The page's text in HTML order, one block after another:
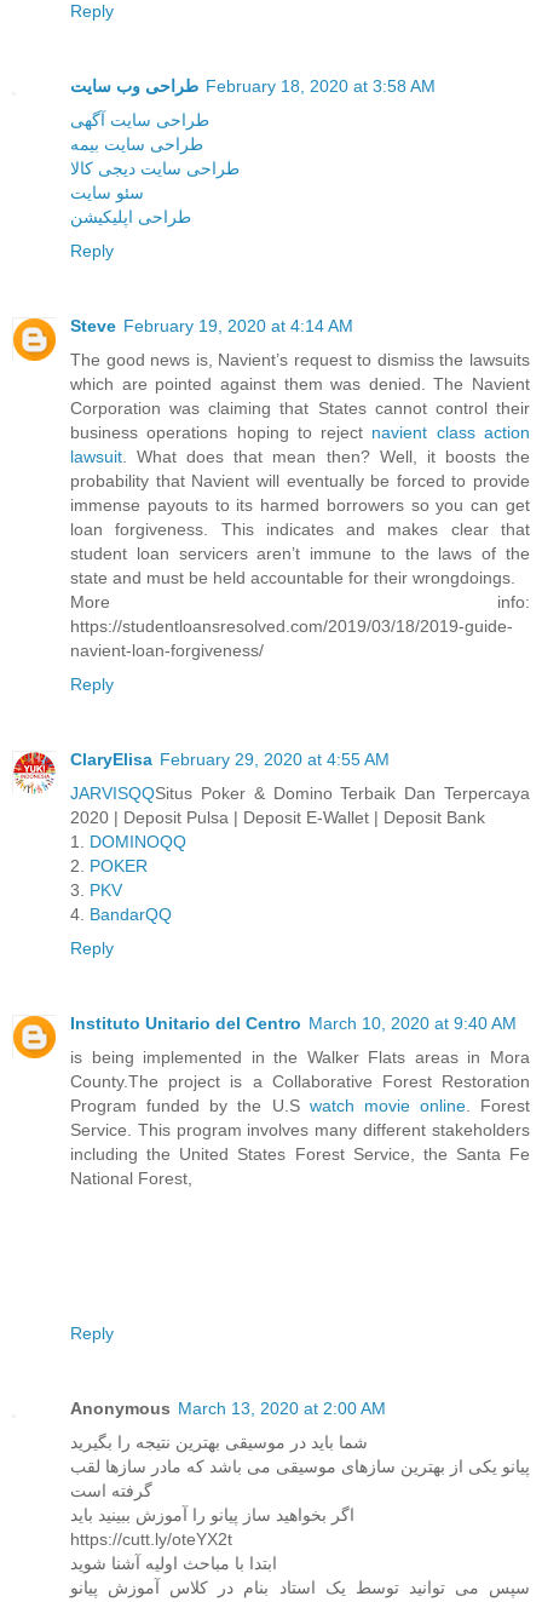
Reply
طراحی وب سایت February 18, 2020 at 3:58 AM
طراحی سایت آگهی
طراحی سایت بیمه
طراحی سایت دیجی کالا
سئو سایت
طراحی اپلیکیشن
Reply
Steve February 19, 2020 at 4:14 AM
The good news is, Navient’s request to dismiss the lawsuits
which are pointed against them was denied. The Navient
Corporation was claiming that States cannot control their
business operations hoping to reject navient class action
lawsuit. What does that mean then? Well, it boosts the
probability that Navient will eventually be forced to provide
immense payouts to its harmed borrowers so you can get
loan forgiveness. This indicates and makes clear that
student loan servicers aren’t immune to the laws of the
state and must be held accountable for their wrongdoings.
More info:
https://studentloansresolved.com/2019/03/18/2019-guide-
navient-loan-forgiveness/
Reply
ClaryElisa February 29, 2020 at 4:55 AM
JARVISQQSitus Poker & Domino Terbaik Dan Terpercaya
2020 | Deposit Pulsa | Deposit E-Wallet | Deposit Bank
1. DOMINOQQ
2. POKER
3. PKV
4. BandarQQ
Reply
Instituto Unitario del Centro March 10, 2020 at 9:40 AM
is being implemented in the Walker Flats areas in Mora
County.The project is a Collaborative Forest Restoration
Program funded by the U.S watch movie online. Forest
Service. This program involves many different stakeholders
including the United States Forest Service, the Santa Fe
National Forest,
Reply
Anonymous March 13, 2020 at 2:00 AM
شما باید در موسیقی بهترین نتیجه را بگیرید
پیانو یکی از بهترین سازهای موسیقی می باشد که مادر سازها لقب
گرفته است
اگر بخواهید ساز پیانو را آموزش ببینید باید
https://cutt.ly/oteYX2t
ابتدا با مباحث اولیه آشنا شوید
سپس می توانید توسط یک استاد بنام در کلاس آموزش پیانو